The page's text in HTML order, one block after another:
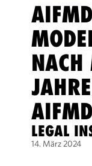
AIFMD
LEGAL
14. März 2024